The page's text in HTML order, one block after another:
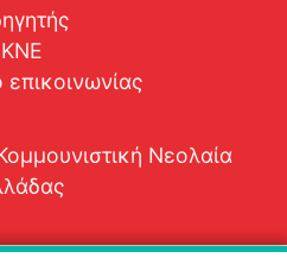
ΚΝΕ
Νεολαία